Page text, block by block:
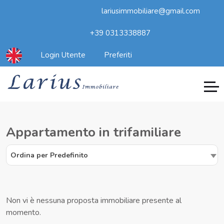
lariusimmobiliare@gmail.com
+39 0313338887
Login Utente Preferiti
Appartamento in trifamiliare
Ordina per Predefinito
Non vi è nessuna proposta immobiliare presente al
momento.